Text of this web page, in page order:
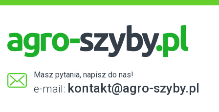
Masz pytania, napisz do nas!
e-mail: kontakt@agro-szyby.pl